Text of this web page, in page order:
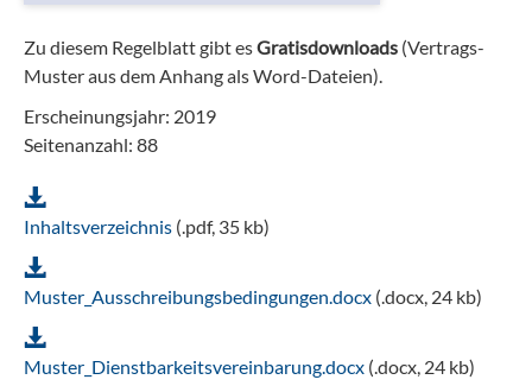
Zu diesem Regelblatt gibt esGratisdownloads (Vertrags-
Muster aus dem Anhang als Word-Dateien).
Erscheinungsjahr: 2019
Seitenanzahl: 88
Inhaltsverzeichnis (.pdf, 35 kb)
Muster_Ausschreibungsbedingungen.docx (.docx, 24 kb)
Muster_Dienstbarkeitsvereinbarung.docx (.docx, 24 kb)